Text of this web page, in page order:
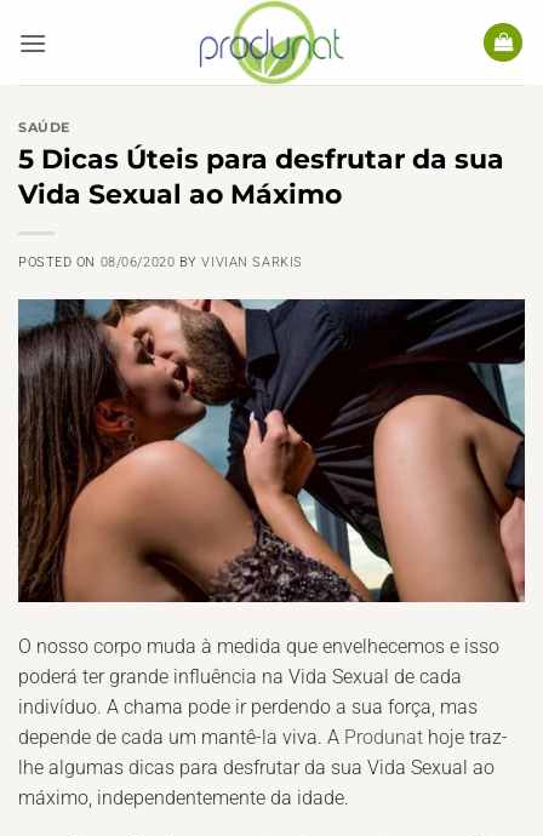
SAÚDE
5 Dicas Úteis para desfrutar da sua
Vida Sexual ao Máximo
POSTED ON 08/06/2020 BYVIVIAN SARKIS
O nosso corpo muda à medida que envelhecemos e isso
poderá ter grande influência na Vida Sexual de cada
indivíduo. A chama pode ir perdendo a sua força, mas
depende de cada um mantê-la viva. A Produnat hoje traz-
lhe algumas dicas para desfrutar da sua Vida Sexual ao
máximo, independentemente da idade.